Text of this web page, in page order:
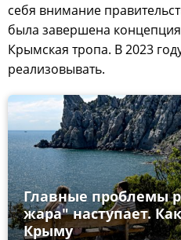
себя внимание
была завершена
Крымская тропа. В 2023
реализовывать.
Главные проблемы
жара" наступает.
Крыму